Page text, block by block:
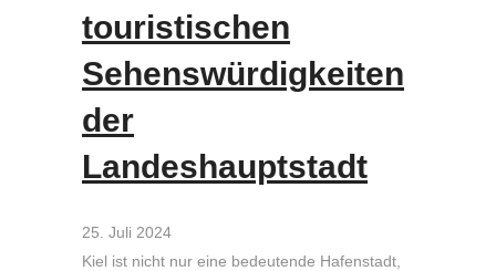
touristischen
Sehenswürdigkeiten
der
Landeshauptstadt
25. Juli 2024
Kiel ist nicht nur eine bedeutende Hafenstadt,